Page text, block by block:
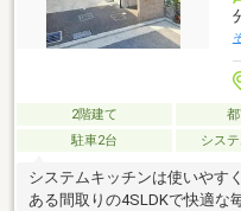
2階建て
駐車2台
シス
システムキッチンは使いやす
ある間取りの4SLDKで快適な